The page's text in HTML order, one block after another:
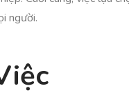
người.